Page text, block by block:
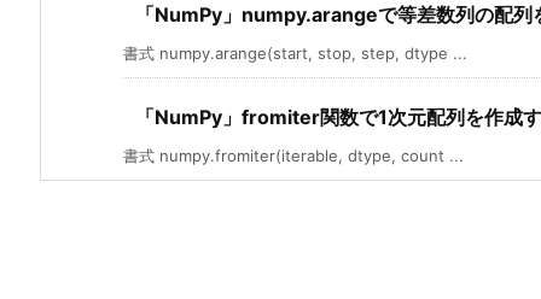
「NumPy」numpy.arangeで等差数列の配列
書式 numpy.arange(start, stop, step, dtype ...
「NumPy」fromiter関数で1次元配列を作成
書式 numpy.fromiter(iterable, dtype, count ...